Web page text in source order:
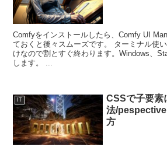
Comfyをインストールしたら、Comfy UI
ておくと後々スムーズです。 ターミナル使
けなので割とすぐ終わります。Windows、
します。 ...
IT
CSSで子要素
法/
方